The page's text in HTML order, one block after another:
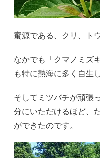
蜜源である、クリ、ト
なかでも「クマノミズ
も特に熱海に多く自生
そしてミツバチが頑張
分にいただけるほど、
ができたのです。